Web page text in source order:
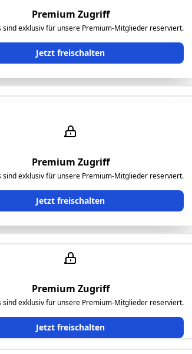
Premium Zugriff
sind exklusiv für unsere Premium-Mitglieder reserviert.
Jetzt freischalten
in geschlossener Bauweise. Das Wohnhaus
hinteren Ende des Grundstückes und ist
Zustand "B" …"
Premium Zugriff
sind exklusiv für unsere Premium-Mitglieder reserviert.
Jetzt freischalten
in geschlossener Bauweise. Das Wohnhaus
hinteren Ende des Grundstückes und ist
Zustand "B" …"
Premium Zugriff
sind exklusiv für unsere Premium-Mitglieder reserviert.
Jetzt freischalten